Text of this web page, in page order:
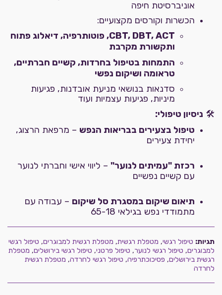
אוניברסיטת חיפה
הכשרות וקורסים מקצועיים:
CBT, DBT, ACT, פוטותרפיה, דיאלוג פתוח
ותקשורת מקרבת
התמחות בטיפול בחרדות, קשיים חברתיים,
טראומה ושיקום נפשי
סדנאות בנושאי מניעת אובדנות, פגיעות
מיניות, פגיעות עצמיות ועוד
🛠 ניסיון טיפולי:
טיפול בצעירים בבריאות הנפש – מרפאת הרצוג,
יחידת צעירים
רכזת "עמיתים לנוער" – ליווי אישי וחברתי לנוער
עם קשיים נפשיים
תיאום שיקום במסגרת סל שיקום – עבודה עם
מתמודדי נפש בגילאי 65-18
תגיות: טיפול רגשי, מטפלת רגשית, מטפלת רגשית למבוגרים, טיפול רגשי
למבוגרים, טיפול רגשי לנוער, טיפול פרטני, טיפול רגשי בירושלים, מטפלת
רגשית בירושלים, פסיכוכתרפיה, טיפול רגשי לחרדה, מטפלת רגשית
לחרדה